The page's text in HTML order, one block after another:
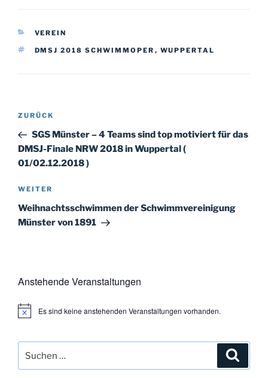
KATEGORIEN
VEREIN
SCHLAGWÖRTER
DMSJ 2018 SCHWIMMOPER , WUPPERTAL
Beitragsnavigation
Vorheriger
Beitrag
ZURÜCK
SGS Münster – 4 Teams sind top motiviert für das
DMSJ-Finale NRW 2018 in Wuppertal (
01/02.12.2018 )
Nächster
Beitrag
WEITER
Weihnachtsschwimmen der Schwimmvereinigung
Münster von 1891
Anstehende Veranstaltungen
H
w
s
Es sind keine anstehenden Veranstaltungen vorhanden.
nach: